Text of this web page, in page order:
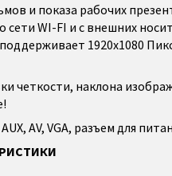
и показа рабочих
WI-FI и с внешних
1920x1080
четкости, наклона
AV, VGA, разъем для